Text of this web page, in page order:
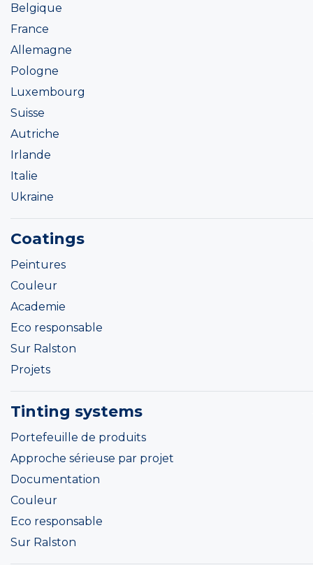
Belgique
France
Allemagne
Pologne
Luxembourg
Suisse
Autriche
Irlande
Italie
Ukraine
Coatings
Peintures
Couleur
Academie
Eco responsable
Sur Ralston
Projets
Tinting systems
Portefeuille de produits
Approche sérieuse par projet
Documentation
Couleur
Eco responsable
Sur Ralston